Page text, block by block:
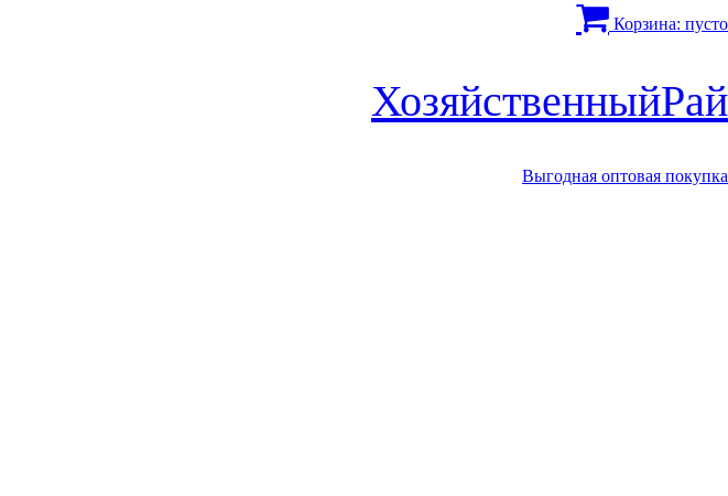
Корзина: пусто
ХозяйственныйРай
Выгодная оптовая покупка